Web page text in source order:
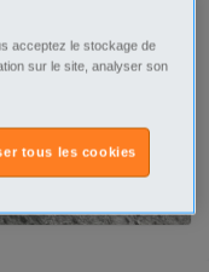
acceptez le stockage de
sur le site, analyser son
tous les cookies